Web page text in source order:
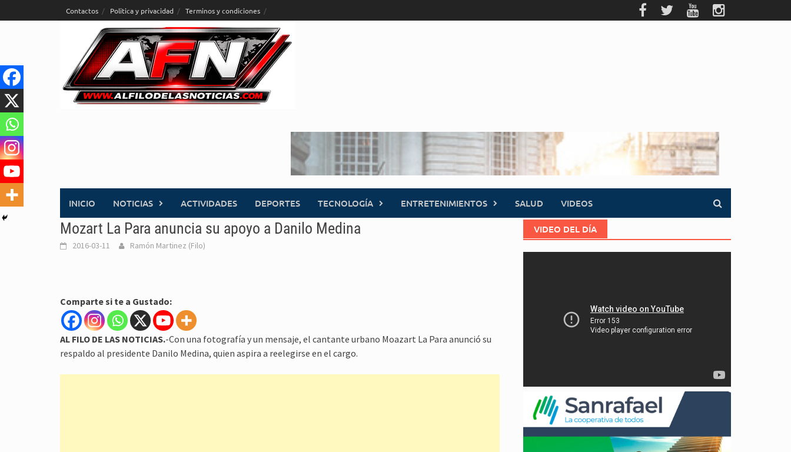
al
Contactos Politica y privacidad Terminos y condiciones
INICIO NOTICIAS ACTIVIDADES DEPORTES TECNOLOGÍA ENTRETENIMIENTOS SALUD VIDEOS
Mozart La Para anuncia su apoyo a Danilo Medina
2016-03-11 Ramón Martinez (Filo)
Comparte si te a Gustado:
AL FILO DE LAS NOTICIAS.-Con una fotografía y un mensaje, el cantante urbano Moazart La Para anunció su
respaldo al presidente Danilo Medina, quien aspira a reelegirse en el cargo.
VIDEO DEL DÍA